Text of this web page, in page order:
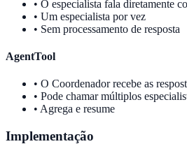
• O especialista fala diretamente
• Um especialista por vez
• Sem processamento de resposta
AgentTool
• O Coordenador recebe as
• Pode chamar múltiplos
• Agrega e resume
Implementação